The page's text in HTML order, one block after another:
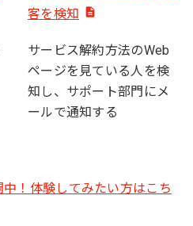
客を検知
サービス解約方法のWeb
ページを見ている人を検
知し、サポート部門にメ
ールで通知する